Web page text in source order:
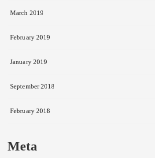
March 2019
February 2019
January 2019
September 2018
February 2018
Meta